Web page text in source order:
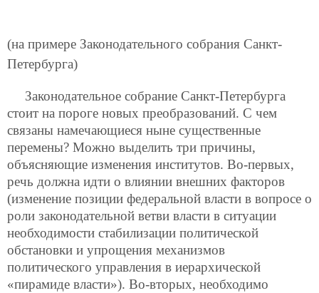
(на примере Законодательного собрания Санкт-
Петербурга)
Законодательное собрание Санкт-Петербурга
стоит на пороге новых преобразований. С чем
связаны намечающиеся ныне существенные
перемены? Можно выделить три причины,
объясняющие изменения институтов. Во-первых,
речь должна идти о влиянии внешних факторов
(изменение позиции федеральной власти в вопросе о
роли законодательной ветви власти в ситуации
необходимости стабилизации политической
обстановки и упрощения механизмов
политического управления в иерархической
«пирамиде власти»). Во-вторых, необходимо